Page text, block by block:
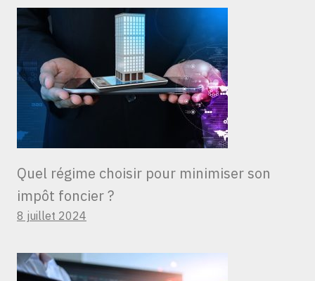
Quel régime choisir pour minimiser son
impôt foncier ?
8 juillet 2024